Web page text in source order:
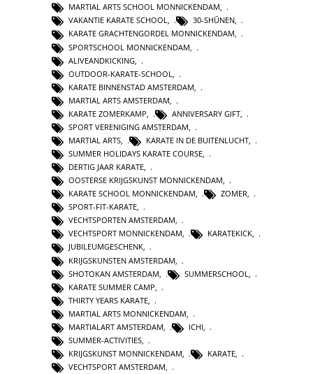
MARTIAL ARTS SCHOOL MONNICKENDAM,
VAKANTIE KARATE SCHOOL, 30-SHŪNEN,
KARATE GRACHTENGORDEL MONNICKENDAM,
SPORTSCHOOL MONNICKENDAM
ALIVEANDKICKING
OUTDOOR-KARATE-SCHOOL
KARATE BINNENSTAD AMSTERDAM
MARTIAL ARTS AMSTERDAM
KARATE ZOMERKAMP
ANNIVERSARY GIFT
SPORT VERENIGING AMSTERDAM
MARTIAL ARTS
KARATE IN DE BUITENLUCHT
SUMMER HOLIDAYS KARATE COURSE,
DERTIG JAAR KARATE,
OOSTERSE KRIJGSKUNST MONNICKENDAM,
KARATE SCHOOL MONNICKENDAM, ZOMER,
SPORT-FIT-KARATE,
VECHTSPORTEN AMSTERDAM,
VECHTSPORT MONNICKENDAM, KARATEKICK,
JUBILEUMGESCHENK,
KRIJGSKUNSTEN AMSTERDAM
SHOTOKAN AMSTERDAM
SUMMERSCHOOL
KARATE SUMMER CAMP
THIRTY YEARS KARATE
MARTIAL ARTS MONNICKENDAM
MARTIALART AMSTERDAM
ICHI
SUMMER-ACTIVITIES
KRIJGSKUNST MONNICKENDAM
KARATE
VECHTSPORT AMSTERDAM,